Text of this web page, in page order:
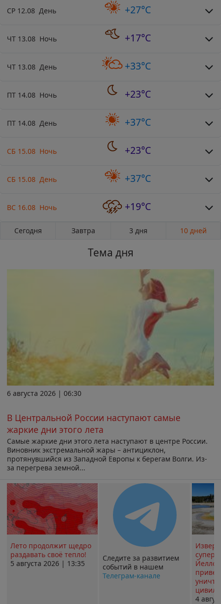
СР 12.08 День +27°C
ЧТ 13.08 Ночь +17°C
ЧТ 13.08 День +33°C
ПТ 14.08 Ночь +23°C
ПТ 14.08 День +37°C
СБ 15.08 Ночь +23°C
СБ 15.08 День +37°C
ВС 16.08 Ночь +19°C
Сегодня Завтра 3 дня 10 дней
Тема дня
6 августа 2026 | 06:30
В Центральной России наступают самые
жаркие дни этого лета
Самые жаркие дни этого лета наступают в центре России.
Виновник экстремальной жары – антициклон,
протянувшийся из Западной Европы к берегам Волги. Из-
за перегрева земной...
Лето продолжит щедро
раздавать своё тепло!
5 августа 2026 | 13:35
Следите за развитием
событий в нашем
Телеграм-канале
4